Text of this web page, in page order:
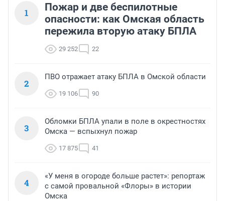
1
Пожар и две беспилотные
опасности: как Омская область
пережила вторую атаку БПЛА
29 252 22
2
ПВО отражает атаку БПЛА в Омской области
19 106 90
3
Обломки БПЛА упали в поле в окрестностях
Омска — вспыхнул пожар
17 875 41
4
«У меня в огороде больше растет»: репортаж
с самой провальной «Флоры» в истории
Омска